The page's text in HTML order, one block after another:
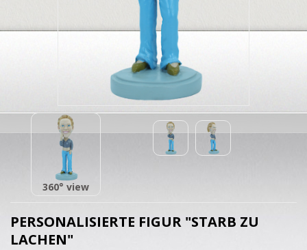
360° view
PERSONALISIERTE FIGUR "STARB ZU
LACHEN"